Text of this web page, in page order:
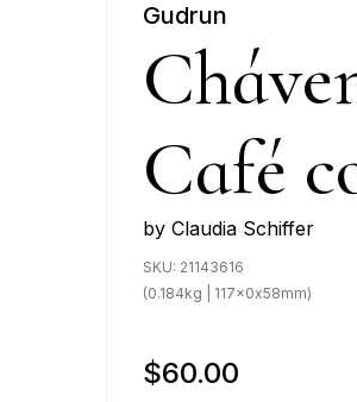
Gudrun
Café
by Claudia Schiffer
SKU: 21143616
(0.184kg | 117x0x58mm)
$60.00